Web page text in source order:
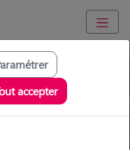
idéal !
accepter